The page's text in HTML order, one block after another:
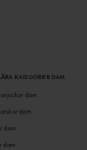
KATEGORIER DAM
dam
dam
dam
dam